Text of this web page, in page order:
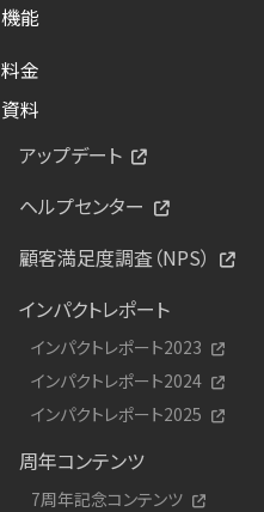
機能
料金
資料
アップデート
ヘルプセンター
顧客満足度調査（NPS）
インパクトレポート
インパクトレポート2023
インパクトレポート2024
インパクトレポート2025
周年コンテンツ
7周年記念コンテンツ